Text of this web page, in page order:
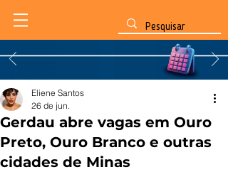
Gerdau abre vagas em Ouro
Preto, Ouro Branco e outras
cidades de Minas
Eliene Santos
26 de jun.